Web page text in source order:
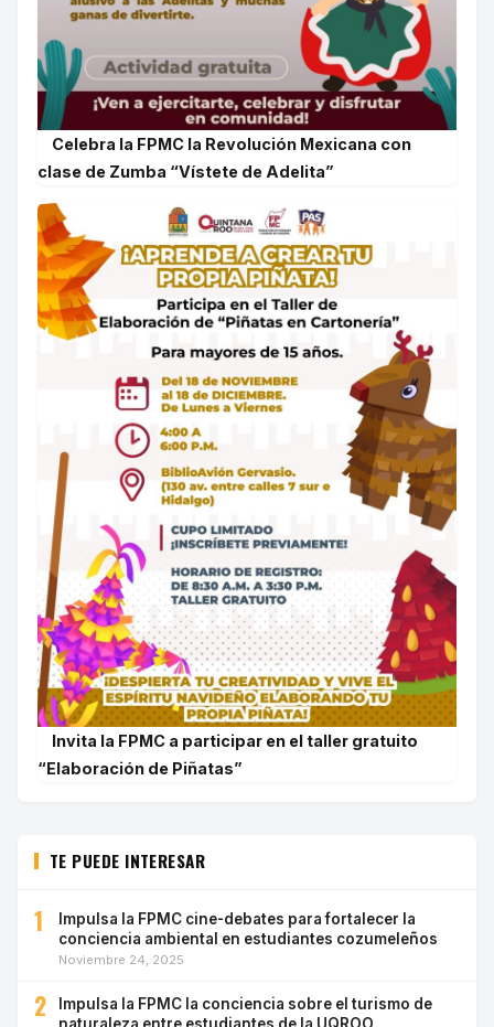
Celebra la FPMC la Revolución Mexicana con
clase de Zumba “Vístete de Adelita”
Invita la FPMC a participar en el taller gratuito
“Elaboración de Piñatas”
TE PUEDE INTERESAR
1
Impulsa la FPMC cine-debates para fortalecer la
conciencia ambiental en estudiantes cozumeleños
Noviembre 24, 2025
2
Impulsa la FPMC la conciencia sobre el turismo de